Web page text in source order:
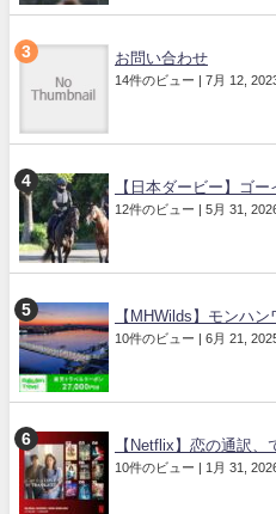
お問い合わせ
14件のビュー | 7月 12,
【日本ダービー】ゴ
12件のビュー | 5月 31,
【MHWilds】モンハ
10件のビュー | 6月 21,
【Netflix】恋の通訳
10件のビュー | 1月 31,